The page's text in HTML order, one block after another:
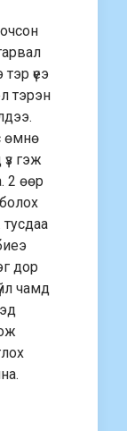
үеэ
тэрэн
өмнө
гэж
2 өөр
дор
чамд